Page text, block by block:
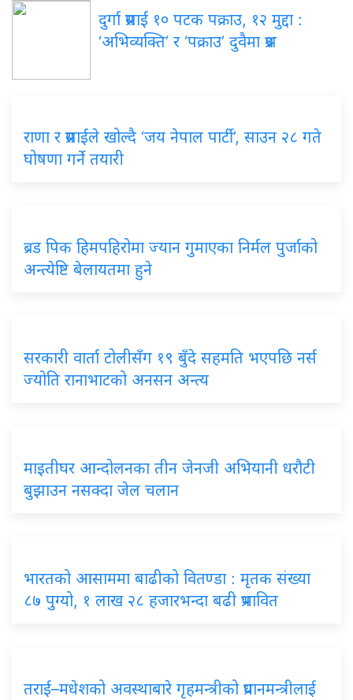
दुर्गा प्रसाईं १० पटक पक्राउ, १२ मुद्दा :
‘अभिव्यक्ति’ र ‘पक्राउ’ दुवैमा प्रश्न
राणा र प्रसाईंले खोल्दै ‘जय नेपाल पार्टी’, साउन २८ गते
घोषणा गर्ने तयारी
ब्रड पिक हिमपहिरोमा ज्यान गुमाएका निर्मल पुर्जाको
अन्त्येष्टि बेलायतमा हुने
सरकारी वार्ता टोलीसँग १९ बुँदे सहमति भएपछि नर्स
ज्योति रानाभाटको अनसन अन्त्य
माइतीघर आन्दोलनका तीन जेनजी अभियानी धरौटी
बुझाउन नसक्दा जेल चलान
भारतको आसाममा बाढीको वितण्डा : मृतक संख्या
८७ पुग्यो, १ लाख २८ हजारभन्दा बढी प्रभावित
तराई–मधेशको अवस्थाबारे गृहमन्त्रीको प्रधानमन्त्रीलाई